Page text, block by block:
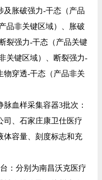
及胀破强力-干态（产品
品非关键区域）、胀破
裂强力-干态（产品关键
关键区域）、断裂强力-
物穿透-干态（产品非关
血样采集容器3批次：
司、石家庄康卫仕医疗
体容量、刻度标志和充
分别为南昌沃克医疗